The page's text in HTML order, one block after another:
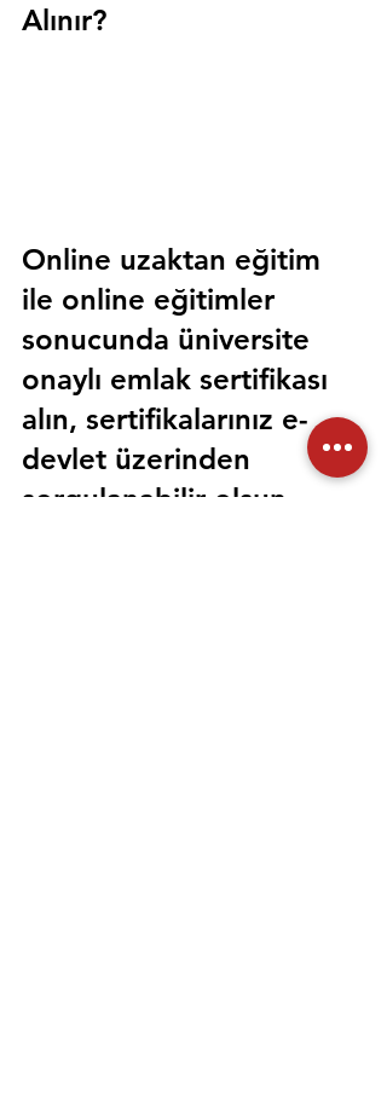
Alınır?
Online uzaktan eğitim
ile online eğitimler
sonucunda üniversite
onaylı emlak sertifikası
alın, sertifikalarınız e-
devlet üzerinden
sorgulanabilir olsun.